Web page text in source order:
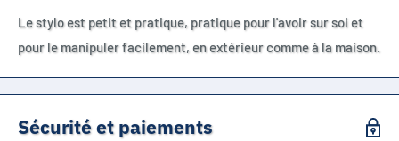
Le stylo est petit et pratique, pratique pour l'avoir sur soi et
pour le manipuler facilement, en extérieur comme à la maison.
Sécurité et paiements